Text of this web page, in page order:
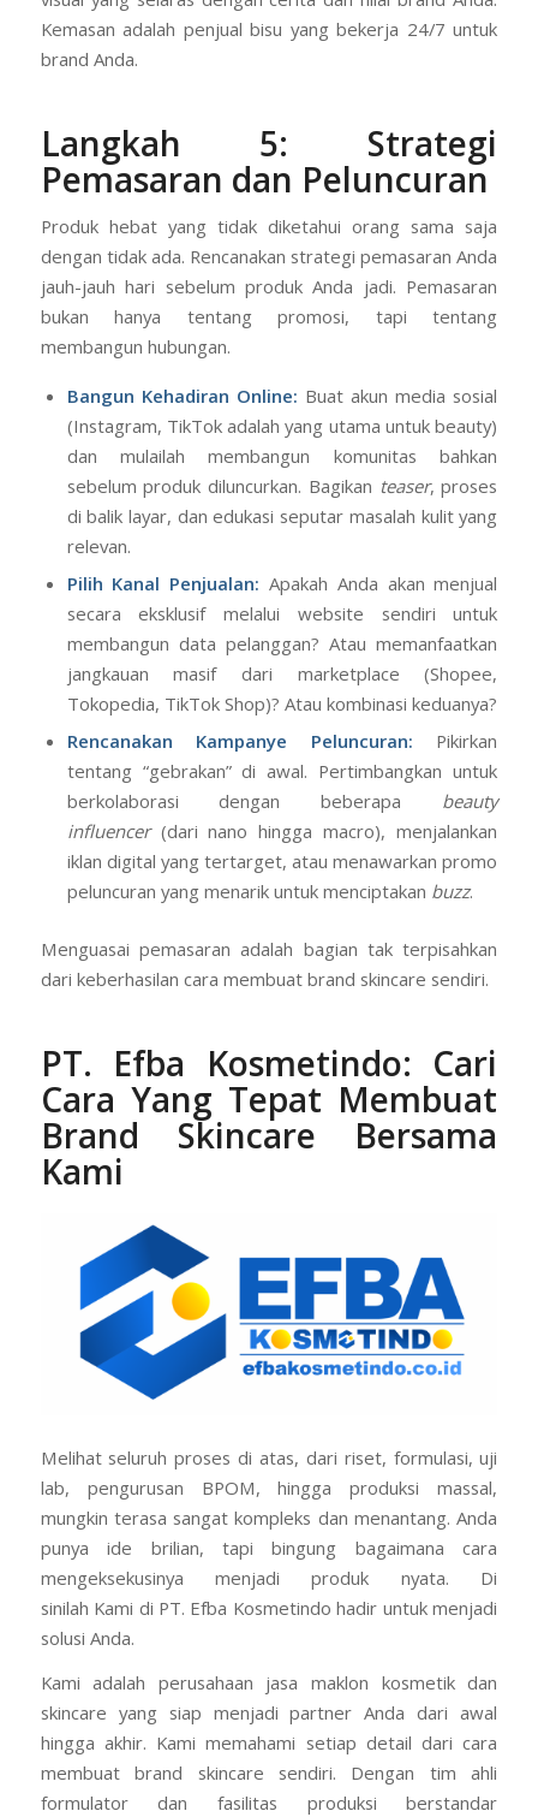
Kemasan adalah penjual bisu yang bekerja 24/7 untuk
brand Anda.
Langkah 5: Strategi
Pemasaran dan Peluncuran
Produk hebat yang tidak diketahui orang sama saja
dengan tidak ada. Rencanakan strategi pemasaran Anda
jauh-jauh hari sebelum produk Anda jadi. Pemasaran
bukan hanya tentang promosi, tapi tentang
membangun hubungan.
Bangun Kehadiran Online: Buat akun media sosial
(Instagram, TikTok adalah yang utama untuk beauty)
dan mulailah membangun komunitas bahkan
sebelum produk diluncurkan. Bagikan teaser, proses
di balik layar, dan edukasi seputar masalah kulit yang
relevan.
Pilih Kanal Penjualan: Apakah Anda akan menjual
secara eksklusif melalui website sendiri untuk
membangun data pelanggan? Atau memanfaatkan
jangkauan masif dari marketplace (Shopee,
Tokopedia, TikTok Shop)? Atau kombinasi keduanya?
Rencanakan Kampanye Peluncuran: Pikirkan
tentang “gebrakan” di awal. Pertimbangkan untuk
berkolaborasi dengan beberapa beauty
influencer(dari nano hingga macro), menjalankan
iklan digital yang tertarget, atau menawarkan promo
peluncuran yang menarik untuk menciptakan buzz.
Menguasai pemasaran adalah bagian tak terpisahkan
dari keberhasilan cara membuat brand skincare sendiri.
PT. Efba Kosmetindo: Cari
Cara Yang Tepat Membuat
Brand Skincare Bersama
Kami
Melihat seluruh proses di atas, dari riset, formulasi, uji
lab, pengurusan BPOM, hingga produksi massal,
mungkin terasa sangat kompleks dan menantang. Anda
punya ide brilian, tapi bingung bagaimana cara
mengeksekusinya menjadi produk nyata. Di
sinilah Kami di PT. Efba Kosmetindo hadir untuk menjadi
solusi Anda.
Kami adalah perusahaan jasa maklon kosmetik dan
skincare yang siap menjadi partner Anda dari awal
hingga akhir. Kami memahami setiap detail dari cara
membuat brand skincare sendiri. Dengan tim ahli
formulator dan fasilitas produksi berstandar